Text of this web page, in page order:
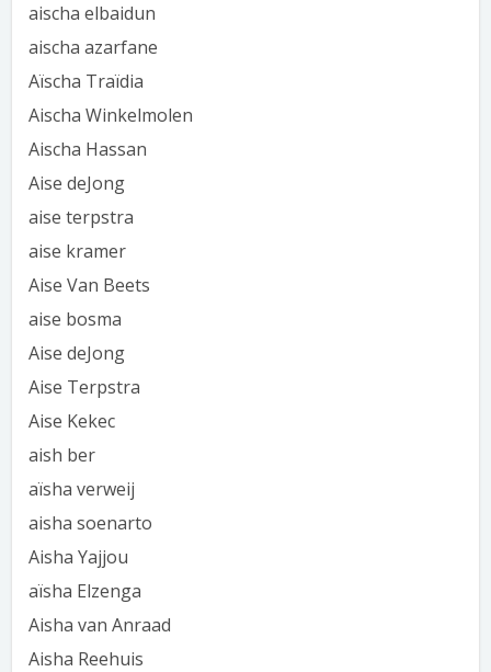
aischa elbaidun
aischa azarfane
Aïscha Traïdia
Aischa Winkelmolen
Aischa Hassan
Aise deJong
aise terpstra
aise kramer
Aise Van Beets
aise bosma
Aise deJong
Aise Terpstra
Aise Kekec
aish ber
aïsha verweij
aisha soenarto
Aisha Yajjou
aïsha Elzenga
Aisha van Anraad
Aisha Reehuis